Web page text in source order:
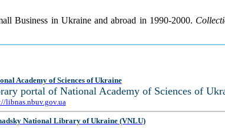
Business in Ukraine and abroad in 1990-2000.
Academy of Sciences of Ukraine
portal of National Academy of Sciences of
libnas.nbuv.gov.ua
National Library of Ukraine (VNLU)